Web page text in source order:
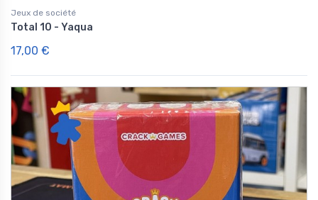
Jeux de société
Total 10 - Yaqua
17,00 €